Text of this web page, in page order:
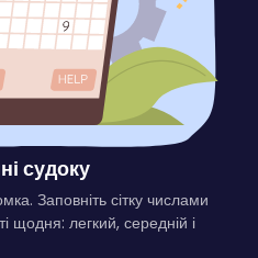
судоку
Заповніть сітку числами
щодня: легкий, середній і